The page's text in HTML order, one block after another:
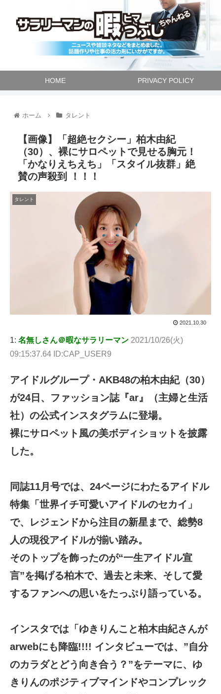
HOME PRIVACY POLICY
ホーム タレント
【画像】「超絶セクシー」柏木由紀
（30）、裸にサロペットで見せる胸元！
「かなりえちえち」「スタイル抜群」絶
賛の声殺到 ！！！
タレント
2021.10.30
1: 名無しさん＠暇なサラリーマン 2021/10/26(火)
09:15:37.64 ID:CAP_USER9
アイドルグループ・AKB48の柏木由紀（30）
が24日、ファッション誌『ar』（主婦と生活
社）の公式インスタグラムに登場。
裸にサロペット風の美ボディショットを披露
した。
同誌11月号では、24ページにわたるアイドル
特集「世界イチ可愛いアイドルのセカイ」
で、レジェンドから注目の新星まで、総勢8
人の現役アイドルが揃い踏み。
そのトップを飾ったのが“一生アイドル宣
言”を掲げる柏木で、過去と未来、そして愛
するファンへの思いをたっぷり語っている。
インスタでは「ゆきりんこと柏木由紀さんが
arwebにも降臨!!!! インタビューでは、”自分
のカラダとどう向き合う？”をテーマに、ゆ
きりんのポジティブマインドやコンプレック